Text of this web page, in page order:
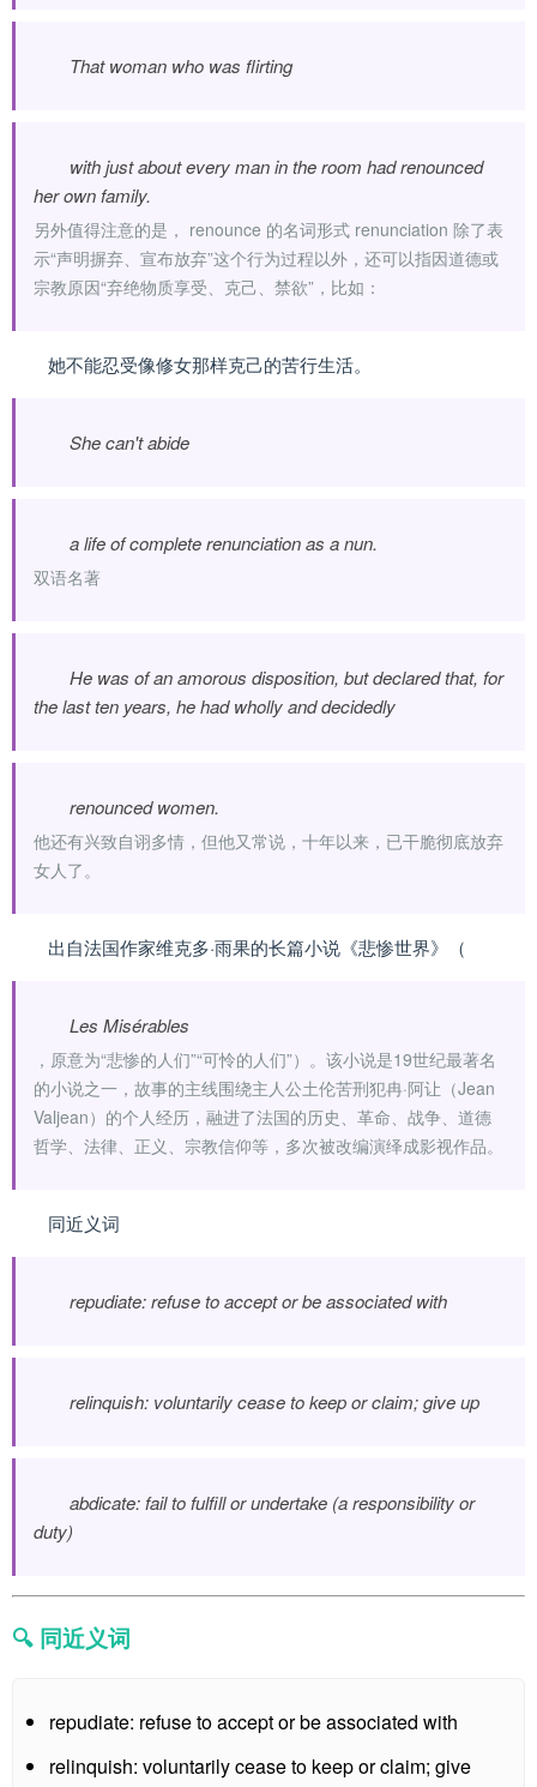
That woman who was flirting
with just about every man in the room had renounced
her own family.
另外值得注意的是， renounce 的名词形式 renunciation 除了表
示“声明摒弃、宣布放弃”这个行为过程以外，还可以指因道德或
宗教原因“弃绝物质享受、克己、禁欲”，比如：
她不能忍受像修女那样克己的苦行生活。
She can't abide
a life of complete renunciation as a nun.
双语名著
He was of an amorous disposition, but declared that, for
the last ten years, he had wholly and decidedly
renounced women.
他还有兴致自诩多情，但他又常说，十年以来，已干脆彻底放弃
女人了。
出自法国作家维克多·雨果的长篇小说《悲惨世界》（
Les Misérables
，原意为“悲惨的人们”“可怜的人们”）。该小说是19世纪最著名
的小说之一，故事的主线围绕主人公土伦苦刑犯冉·阿让（Jean
Valjean）的个人经历，融进了法国的历史、革命、战争、道德
哲学、法律、正义、宗教信仰等，多次被改编演绎成影视作品。
同近义词
repudiate: refuse to accept or be associated with
relinquish: voluntarily cease to keep or claim; give up
abdicate: fail to fulfill or undertake (a responsibility or
duty)
🔍 同近义词
repudiate: refuse to accept or be associated with
relinquish: voluntarily cease to keep or claim; give